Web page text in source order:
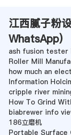
江西腻子粉
WhatsApp)
ash fusion tester
Roller Mill
how much an
Information
cripple river
How To Grind
biabrewer info
186立磨机
Portable Surface